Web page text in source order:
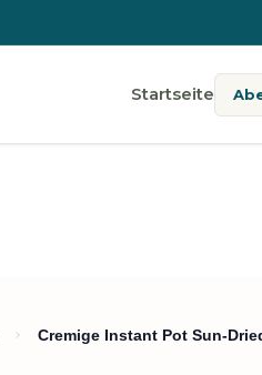
Startseite
Cremige Instant Pot Sun-